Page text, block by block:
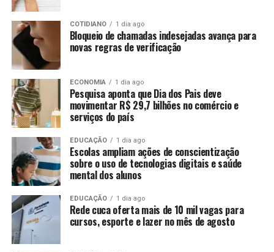
COTIDIANO 1 dia ago
Bloqueio de chamadas indesejadas avança para
novas regras de verificação
ECONOMIA 1 dia ago
Pesquisa aponta que Dia dos Pais deve
movimentar R$ 29,7 bilhões no comércio e
serviços do país
EDUCAÇÃO 1 dia ago
Escolas ampliam ações de conscientização
sobre o uso de tecnologias digitais e saúde
mental dos alunos
EDUCAÇÃO 1 dia ago
Rede cuca oferta mais de 10 mil vagas para
cursos, esporte e lazer no mês de agosto